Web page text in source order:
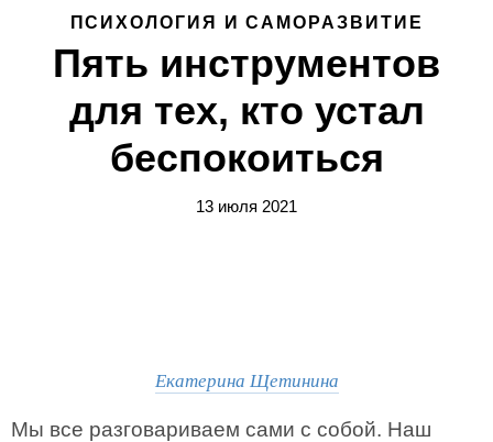
ПСИХОЛОГИЯ И САМОРАЗВИТИЕ
Пять инструментов
для тех, кто устал
беспокоиться
13 июля 2021
Екатерина Щетинина
Мы все разговариваем сами с собой. Наш